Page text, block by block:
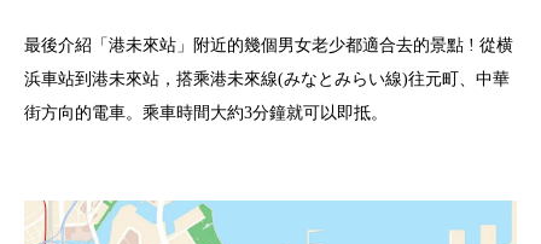
最後介紹「港未來站」附近的幾個男女老少都適合去的景點 ! 從横
浜車站到港未來站，搭乘港未來線(みなとみらい線)往元町、中華
街方向的電車。乘車時間大約3分鐘就可以即抵。